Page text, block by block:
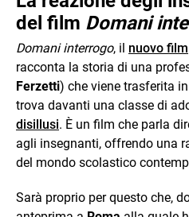
del film Domani
Domani interrogo, il nuovo film
racconta la storia di una
Ferzetti) che viene trasferita
trova davanti una classe di
disillusi. È un film che parla
agli insegnanti, offrendo una
del mondo scolastico
Sarà proprio per questo che,